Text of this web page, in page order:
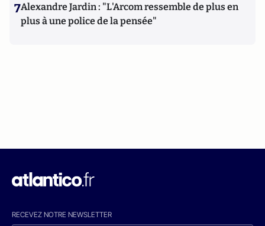
7Alexandre Jardin : "L'Arcom ressemble de plus en
plus à une police de la pensée"
RECEVEZ NOTRE NEWSLETTER